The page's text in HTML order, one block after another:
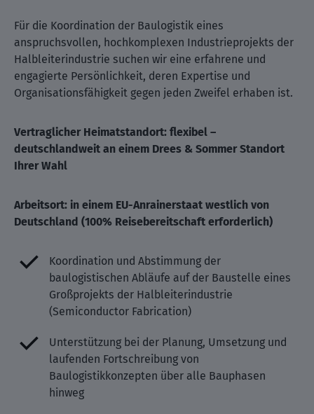
Für die Koordination der Baulogistik eines
anspruchsvollen, hochkomplexen Industrieprojekts der
Halbleiterindustrie suchen wir eine erfahrene und
engagierte Persönlichkeit, deren Expertise und
Organisationsfähigkeit gegen jeden Zweifel erhaben ist.
Vertraglicher Heimatstandort: flexibel –
deutschlandweit an einem Drees & Sommer Standort
Ihrer Wahl
Arbeitsort: in einem EU-Anrainerstaat westlich von
Deutschland (100% Reisebereitschaft erforderlich)
Koordination und Abstimmung der
baulogistischen Abläufe auf der Baustelle eines
Großprojekts der Halbleiterindustrie
(Semiconductor Fabrication)
Unterstützung bei der Planung, Umsetzung und
laufenden Fortschreibung von
Baulogistikkonzepten über alle Bauphasen
hinweg